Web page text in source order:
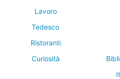
Lavoro
Tedesco
Ristoranti
Curiosità